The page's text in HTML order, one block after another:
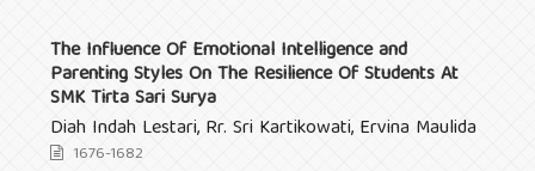
The Influence Of Emotional Intelligence and
Parenting Styles On The Resilience Of Students At
SMK Tirta Sari Surya
Diah Indah Lestari, Rr. Sri Kartikowati, Ervina Maulida
1676-1682